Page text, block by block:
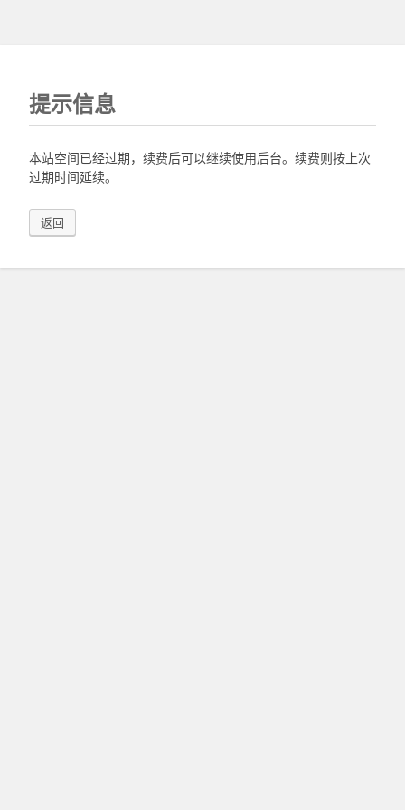
提示信息
本站空间已经过期，续费后可以继续使用后台。续费则按上次
过期时间延续。
返回